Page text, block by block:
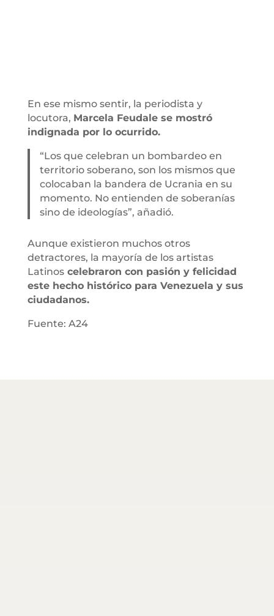
En ese mismo sentir, la periodista y
locutora, Marcela Feudale se mostró
indignada por lo ocurrido.
“Los que celebran un bombardeo en
territorio soberano, son los mismos que
colocaban la bandera de Ucrania en su
momento. No entienden de soberanías
sino de ideologías”, añadió.
Aunque existieron muchos otros
detractores, la mayoría de los artistas
Latinoscelebraron con pasión y felicidad
este hecho histórico para Venezuela y sus
ciudadanos.
Fuente: A24